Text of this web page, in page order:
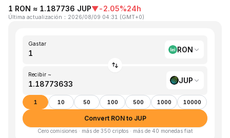
1 RON ≈ 1.187736 JUP▼-2.05%24h
Última actualización ： 2026/08/09 04:31 (GMT+0)
Gastar
RON
Recibir ~
JUP
1 10 50 100 500 1000 10000
Convert RON to JUP
Cero comisiones · más de 350 criptos · más de 40 monedas fiat